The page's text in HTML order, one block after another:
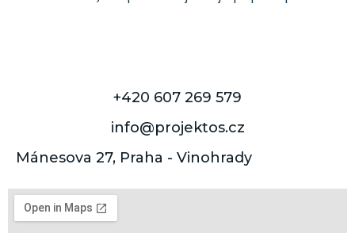
+420 607 269 579
info@projektos.cz
Mánesova 27, Praha - Vinohrady